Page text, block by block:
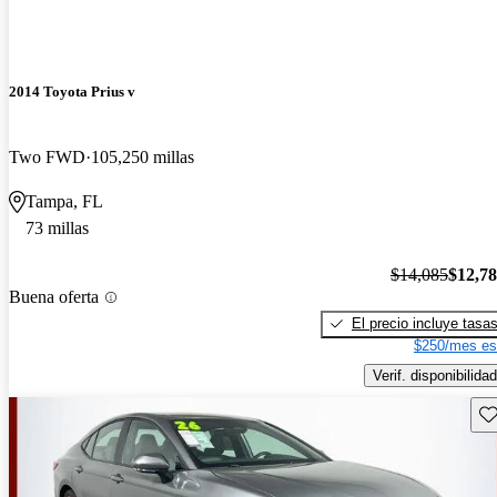
2014 Toyota Prius v
Two FWD 105,250 millas
Tampa, FL
73 millas
Buena oferta
$14,085
El precio incluye tasas
$250/mes
Verif. disponibilidad